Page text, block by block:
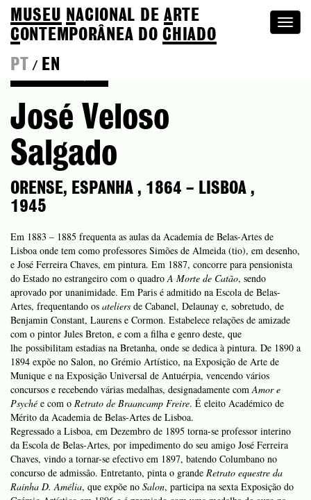
MUSEU NACIONAL DEA RTE
CONTEMPORÂNEA DOCHIADO
PT
/ EN
José Veloso
Salgado
ORENSE, ESPANHA , 1864 – LISBOA ,
1945
Em 1883 – 1885 frequenta as aulas da Academia de Belas-Artes de
Lisboa onde tem como professores Simões de Almeida (tio), em desenho,
e José Ferreira Chaves, em pintura. Em 1887, concorre para pensionista
do Estado no estrangeiro com o quadroA Morte de Catão, sendo
aprovado por unanimidade. Em Paris é admitido na Escola de Belas-
Artes, frequentando os ateliers de Cabanel, Delaunay e, sobretudo, de
Benjamin Constant, Laurens e Cormon. Estabelece relações de amizade
com o pintor Jules Breton, e com a filha e genro deste, que
lhe possibilitam estadias na Bretanha, onde se dedica à pintura. De 1890 a
1894 expõe no Salon, no Grémio Artístico, na Exposição de Arte de
Munique e na Exposição Universal de Antuérpia, vencendo vários
concursos e recebendo várias medalhas, designadamente comAmor e
Psyché e com o Retrato de Braancamp Freire. É eleito Académico de
Mérito da Academia de Belas-Artes de Lisboa.
Regressado a Lisboa, em Dezembro de 1895 torna-se professor interino
da Escola de Belas-Artes, por impedimento do seu amigo José Ferreira
Chaves, vindo a tornar-se efectivo em 1897, batendo Columbano no
concurso de admissão. Entretanto, pinta o grande Retrato equestre da
Raínha D. Amélia, que expõe no Salon, participa na sexta Exposição do